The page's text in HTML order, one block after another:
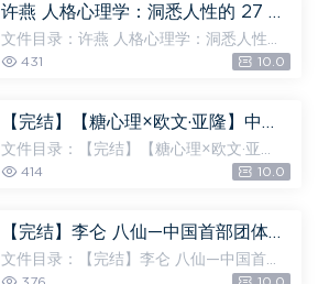
习惯了做老好人？好脾气真的...
许燕 人格心理学：洞悉人性的 27 堂课 7大板块27节音频课，网盘下载(209.95M)
文件目录：许燕 人格心理学：洞悉人性的
27 堂课 7大板块27节音频课，文件大小：
的人格魅力.mp3 [6.24M] 0...
431 10.0
【完结】【糖心理×欧文·亚隆】中国官方合作课20周，网盘下载(21.28G)
文件目录：【完结】【糖心理×欧文·亚
隆】中国官方合作课20周，文件大小：21.
mp4 [617.67M] 03 第三...
414 10.0
【完结】李仑 八仙—中国首部团体心理小说，网盘下载(581.53M)
文件目录：【完结】李仑 八仙—中国首部
团体心理小说，文件大小：581.53M 01.入